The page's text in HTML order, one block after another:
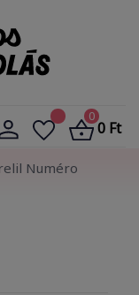
0
0 Ft
Numéro